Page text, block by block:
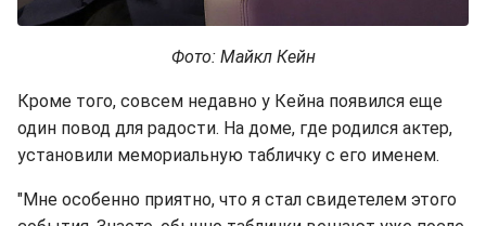
Фото: Майкл Кейн
Кроме того, совсем недавно у Кейна появился еще
один повод для радости. На доме, где родился актер,
установили мемориальную табличку с его именем.
"Мне особенно приятно, что я стал свидетелем этого